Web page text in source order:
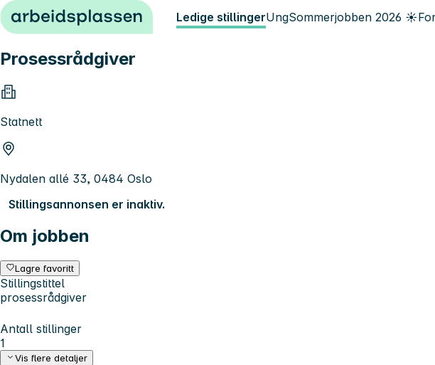
Hopp til innhold Ledige stillingerUngSommerjobben 2026 ☀️
Prosessrådgiver
Statnett
Nydalen allé 33, 0484 Oslo
Stillingsannonsen er inaktiv.
Om jobben
Lagre favoritt
Stillingstittel
prosessrådgiver
Antall stillinger
1
Vis flere detaljer